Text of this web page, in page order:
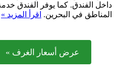
داخل الفندق. كما يوفر الفندق
المناطق في البحرين. اقرأ المزيد »
عرض أسعار الغرف »